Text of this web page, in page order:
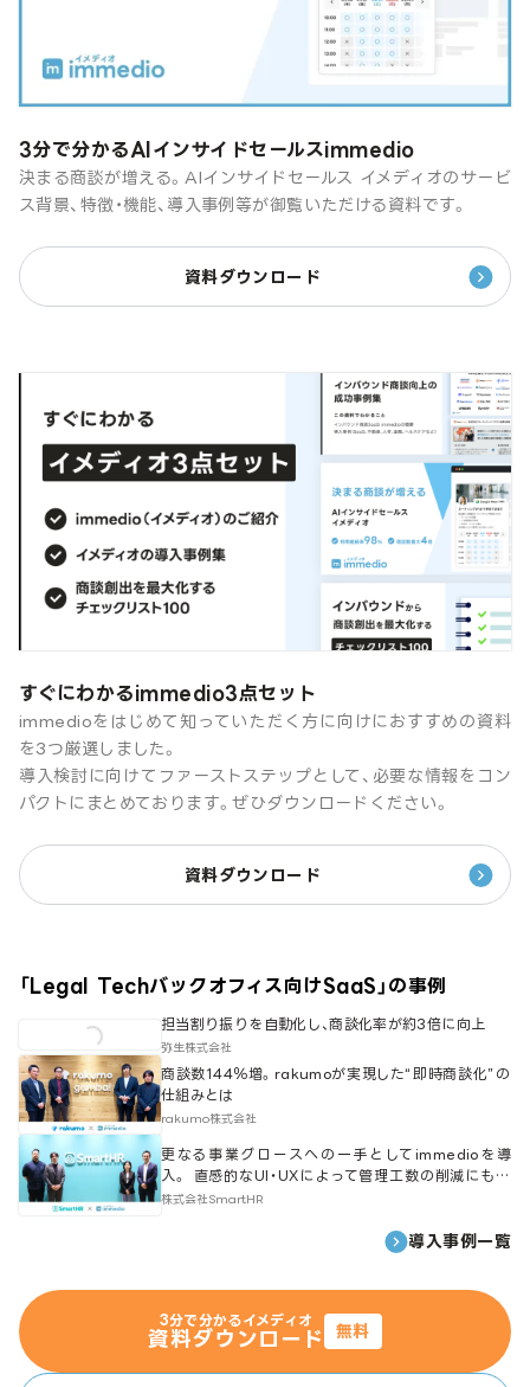
3分で分かるAIインサイドセールスimmedio
決まる商談が増える。AIインサイドセールス イメディオのサービ
ス背景、特徴・機能、導入事例等が御覧いただける資料です。
資料ダウンロード
すぐにわかるimmedio3点セット
immedioをはじめて知っていただく方に向けにおすすめの資料
を3つ厳選しました。
導入検討に向けてファーストステップとして、必要な情報をコン
パクトにまとめております。ぜひダウンロードください。
資料ダウンロード
「Legal Techバックオフィス向けSaaS 」の事例
担当割り振りを自動化し、商談化率が約3倍に向上
弥生株式会社
商談数144％増。rakumoが実現した“即時商談化”の
仕組みとは
rakumo株式会社
更なる事業グロースへの一手としてimmedioを導
入。 直感的なUI・UXによって管理工数の削減にも寄
与。
株式会社SmartHR
導入事例一覧
3分で分かるイメディオ
資料ダウンロード 無料